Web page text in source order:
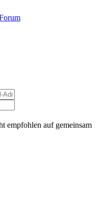
empfohlen auf gemeinsam